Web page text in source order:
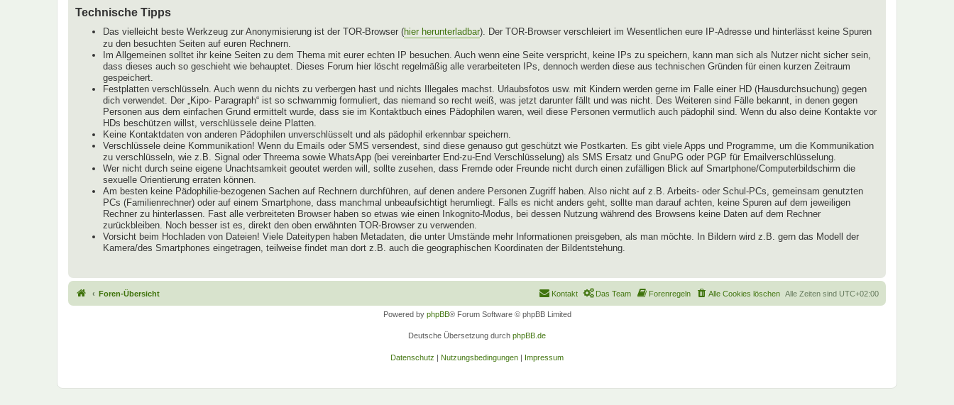
Technische Tipps
Das vielleicht beste Werkzeug zur Anonymisierung ist der TOR-Browser (hier herunterladbar). Der TOR-Browser verschleiert im Wesentlichen eure IP-Adresse und hinterlässt keine Spuren
zu den besuchten Seiten auf euren Rechnern.
Im Allgemeinen solltet ihr keine Seiten zu dem Thema mit eurer echten IP besuchen. Auch wenn eine Seite verspricht, keine IPs zu speichern, kann man sich als Nutzer nicht sicher sein,
dass dieses auch so geschieht wie behauptet. Dieses Forum hier löscht regelmäßig alle verarbeiteten IPs, dennoch werden diese aus technischen Gründen für einen kurzen Zeitraum
gespeichert.
Festplatten verschlüsseln. Auch wenn du nichts zu verbergen hast und nichts Illegales machst. Urlaubsfotos usw. mit Kindern werden gerne im Falle einer HD (Hausdurchsuchung) gegen
dich verwendet. Der „Kipo- Paragraph“ ist so schwammig formuliert, das niemand so recht weiß, was jetzt darunter fällt und was nicht. Des Weiteren sind Fälle bekannt, in denen gegen
Personen aus dem einfachen Grund ermittelt wurde, dass sie im Kontaktbuch eines Pädophilen waren, weil diese Personen vermutlich auch pädophil sind. Wenn du also deine Kontakte vor
HDs beschützen willst, verschlüssele deine Platten.
Keine Kontaktdaten von anderen Pädophilen unverschlüsselt und als pädophil erkennbar speichern.
Verschlüssele deine Kommunikation! Wenn du Emails oder SMS versendest, sind diese genauso gut geschützt wie Postkarten. Es gibt viele Apps und Programme, um die Kommunikation
zu verschlüsseln, wie z.B. Signal oder Threema sowie WhatsApp (bei vereinbarter End-zu-End Verschlüsselung) als SMS Ersatz und GnuPG oder PGP für Emailverschlüsselung.
Wer nicht durch seine eigene Unachtsamkeit geoutet werden will, sollte zusehen, dass Fremde oder Freunde nicht durch einen zufälligen Blick auf Smartphone/Computerbildschirm die
sexuelle Orientierung erraten können.
Am besten keine Pädophilie-bezogenen Sachen auf Rechnern durchführen, auf denen andere Personen Zugriff haben. Also nicht auf z.B. Arbeits- oder Schul-PCs, gemeinsam genutzten
PCs (Familienrechner) oder auf einem Smartphone, dass manchmal unbeaufsichtigt herumliegt. Falls es nicht anders geht, sollte man darauf achten, keine Spuren auf dem jeweiligen
Rechner zu hinterlassen. Fast alle verbreiteten Browser haben so etwas wie einen Inkognito-Modus, bei dessen Nutzung während des Browsens keine Daten auf dem Rechner
zurückbleiben. Noch besser ist es, direkt den oben erwähnten TOR-Browser zu verwenden.
Vorsicht beim Hochladen von Dateien! Viele Dateitypen haben Metadaten, die unter Umstände mehr Informationen preisgeben, als man möchte. In Bildern wird z.B. gern das Modell der
Kamera/des Smartphones eingetragen, teilweise findet man dort z.B. auch die geographischen Koordinaten der Bildentstehung.
Foren-Übersicht Alle Zeiten sind UTC+02:00
Alle Cookies löschen
Forenregeln
Das Team
Kontakt
Powered by phpBB® Forum Software © phpBB Limited
Deutsche Übersetzung durch phpBB.de
Datenschutz | Nutzungsbedingungen | Impressum